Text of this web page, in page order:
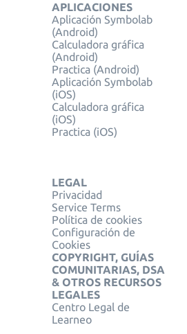
APLICACIONES
Aplicación Symbolab
(Android)
Calculadora gráfica
(Android)
Practica (Android)
Aplicación Symbolab
(iOS)
Calculadora gráfica
(iOS)
Practica (iOS)
LEGAL
Privacidad
Service Terms
Política de cookies
Configuración de
Cookies
COPYRIGHT, GUÍAS
COMUNITARIAS, DSA
& OTROS RECURSOS
LEGALES
Centro Legal de
Learneo